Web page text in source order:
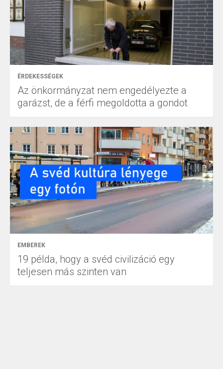
ÉRDEKESSÉGEK
Az önkormányzat nem engedélyezte a
garázst, de a férfi megoldotta a gondot
EMBEREK
19 példa, hogy a svéd civilizáció egy
teljesen más szinten van